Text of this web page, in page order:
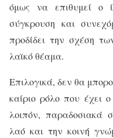
όμως να επιθυμεί ο
σύγκρουση και
προδίδει την σχέση
λαϊκό θέαμα.
Επιλογικά, δεν θα
καίριο ρόλο που έχει
λοιπόν, παραδοσιακά
λαό και την κοινή